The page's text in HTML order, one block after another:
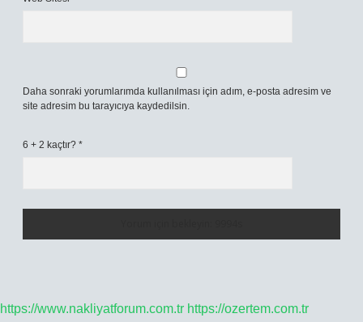
Daha sonraki yorumlarımda kullanılması için adım, e-posta adresim ve
site adresim bu tarayıcıya kaydedilsin.
6 + 2 kaçtır? *
https://www.nakliyatforum.com.tr https://ozertem.com.tr